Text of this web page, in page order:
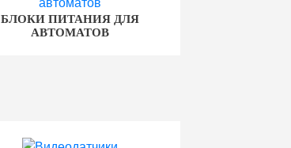
БЛОКИ ПИТАНИЯ ДЛЯ
АВТОМАТОВ